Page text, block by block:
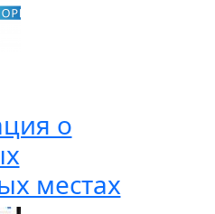
о
местах